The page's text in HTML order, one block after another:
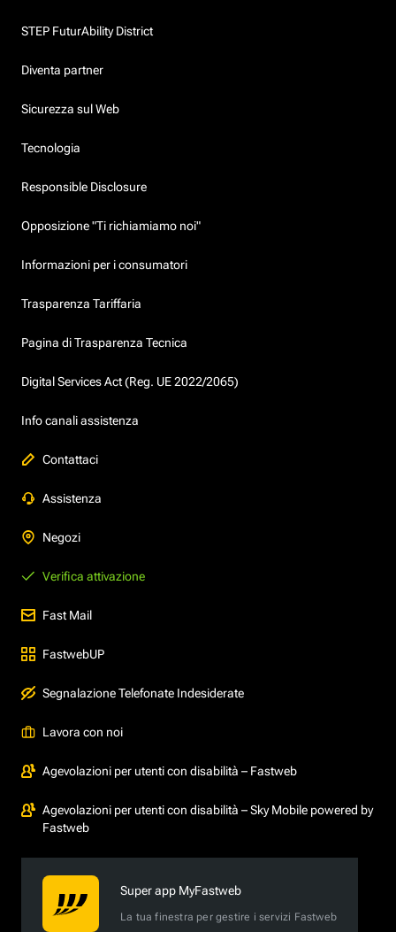
STEP FuturAbility District
Diventa partner
Sicurezza sul Web
Tecnologia
Responsible Disclosure
Opposizione "Ti richiamiamo noi"
Informazioni per i consumatori
Trasparenza Tariffaria
Pagina di Trasparenza Tecnica
Digital Services Act (Reg. UE 2022/2065)
Info canali assistenza
Contattaci
Assistenza
Negozi
Verifica attivazione
Fast Mail
FastwebUP
Segnalazione Telefonate Indesiderate
Lavora con noi
Agevolazioni per utenti con disabilità – Fastweb
Agevolazioni per utenti con disabilità – Sky Mobile powered by
Fastweb
Super app MyFastweb
La tua finestra per gestire i servizi Fastweb